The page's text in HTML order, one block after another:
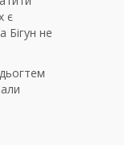
є
Бігун не